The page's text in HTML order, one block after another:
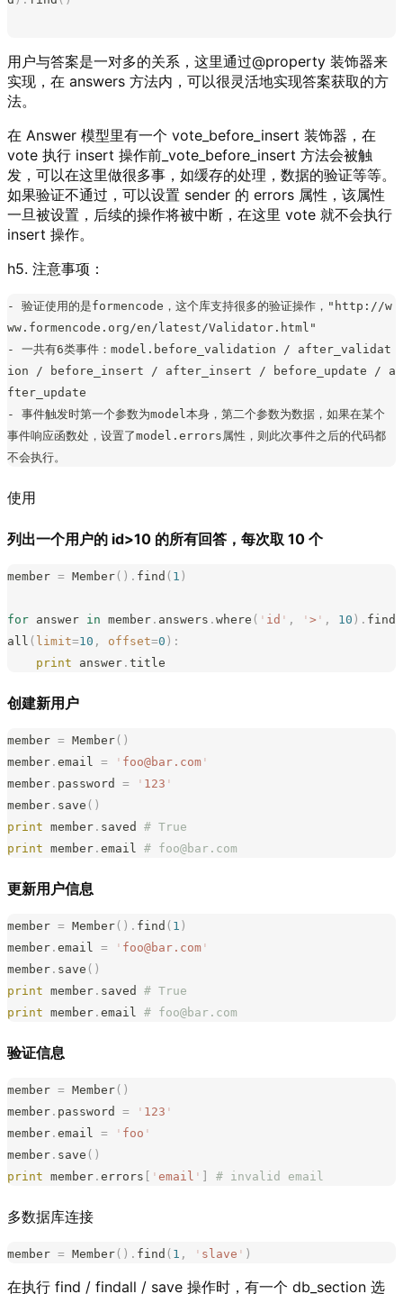
    def
answer(self):
        return
Answer().where('id', '=', self.answer_i
d).
用户与答案是一对多的关系，这里通过@property 装饰器来
实现，在 answers 方法内，可以很灵活地实现答案获取的方
法。
在 Answer 模型里有一个 vote_before_insert 装饰器，在
vote 执行 insert 操作前_vote_before_insert 方法会被触
发，可以在这里做很多事，如缓存的处理，数据的验证等等。
如果验证不通过，可以设置 sender 的 errors 属性，该属性
一旦被设置，后续的操作将被中断，在这里 vote 就不会执行
insert 操作。
h5. 注意事项：
- 验证使用的是formencode，这个库支持很多的验证操作，"http://w
ww.formencode.org/en/latest/Validator.html"
- 一共有6类事件：model.before_validation / after_validat
ion / before_insert / after_insert / before_update / a
fter_update
- 事件触发时第一个参数为model本身，第二个参数为数据，如果在某个
事件响应函数处，设置了model.errors属性，则此次事件之后的代码都
不会执行。
使用
列出一个用户的 id>10 的所有回答，每次取 10 个
member = Member(). find ( 1 )
for answer in member . answers . where ( ' id ' , ' > ' , 10 ). find
all ( limit=10 , offset=0 ):
    print
answer . title
创建新用户
member = Member()
member . email = ' foo@bar.com '
member . password = ' 123 '
member . save ()
print member . saved # True
print member . email # foo@bar.com
更新用户信息
member = Member(). find ( 1 )
member . email = ' foo@bar.com '
member . save ()
print member . saved # True
print member . email # foo@bar.com
验证信息
member = Member()
member . password = ' 123 '
member . email = ' foo '
member . save ()
print member . errors ' email ' # invalid email
多数据库连接
member = Member(). find ( 1 , ' slave ' )
在执行 find / findall / save 操作时，有一个 db_section 选